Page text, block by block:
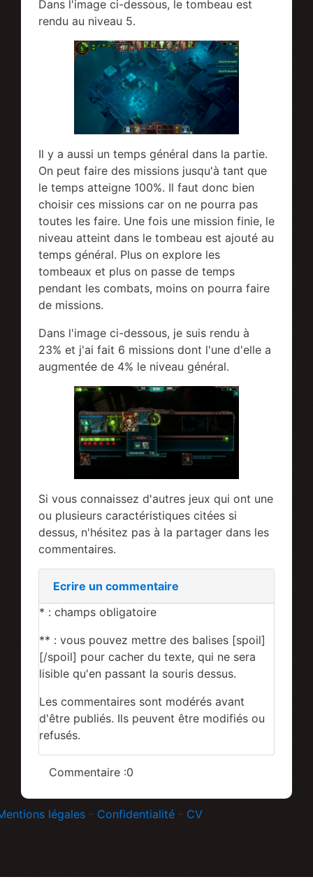
Dans l'image ci-dessous, le tombeau est
rendu au niveau 5.
Il y a aussi un temps général dans la partie.
On peut faire des missions jusqu'à tant que
le temps atteigne 100%. Il faut donc bien
choisir ces missions car on ne pourra pas
toutes les faire. Une fois une mission finie, le
niveau atteint dans le tombeau est ajouté au
temps général. Plus on explore les
tombeaux et plus on passe de temps
pendant les combats, moins on pourra faire
de missions.
Dans l'image ci-dessous, je suis rendu à
23% et j'ai fait 6 missions dont l'une d'elle a
augmentée de 4% le niveau général.
Si vous connaissez d'autres jeux qui ont une
ou plusieurs caractéristiques citées si
dessus, n'hésitez pas à la partager dans les
commentaires.
Ecrire un commentaire
* : champs obligatoire
** : vous pouvez mettre des balises [spoil]
[/spoil] pour cacher du texte, qui ne sera
lisible qu'en passant la souris dessus.
Les commentaires sont modérés avant
d'être publiés. Ils peuvent être modifiés ou
refusés.
Commentaire :0
légales - Confidentialité - CV